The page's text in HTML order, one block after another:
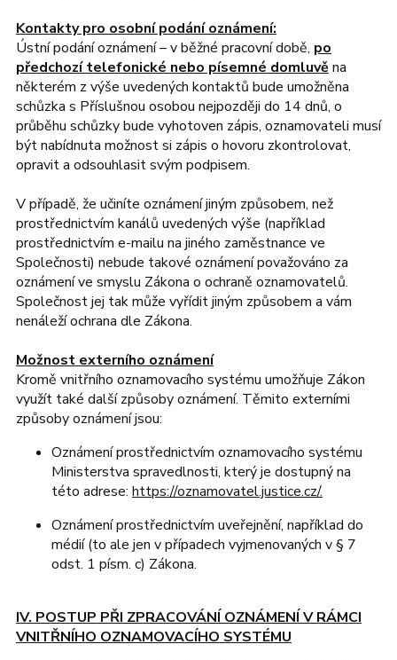
Kontakty pro osobní podání oznámení:
Ústní podání oznámení – v běžné pracovní době, po
předchozí telefonické nebo písemné domluvě na
některém z výše uvedených kontaktů bude umožněna
schůzka s Příslušnou osobou nejpozději do 14 dnů, o
průběhu schůzky bude vyhotoven zápis, oznamovateli musí
být nabídnuta možnost si zápis o hovoru zkontrolovat,
opravit a odsouhlasit svým podpisem.
V případě, že učiníte oznámení jiným způsobem, než
prostřednictvím kanálů uvedených výše (například
prostřednictvím e-mailu na jiného zaměstnance ve
Společnosti) nebude takové oznámení považováno za
oznámení ve smyslu Zákona o ochraně oznamovatelů.
Společnost jej tak může vyřídit jiným způsobem a vám
nenáleží ochrana dle Zákona.
Možnost externího oznámení
Kromě vnitřního oznamovacího systému umožňuje Zákon
využít také další způsoby oznámení. Těmito externími
způsoby oznámení jsou:
Oznámení prostřednictvím oznamovacího systému
Ministerstva spravedlnosti, který je dostupný na
této adrese: https://oznamovatel.justice.cz/.
Oznámení prostřednictvím uveřejnění, například do
médií (to ale jen v případech vyjmenovaných v § 7
odst. 1 písm. c) Zákona.
IV. POSTUP PŘI ZPRACOVÁNÍ OZNÁMENÍ V RÁMCI
VNITŘNÍHO OZNAMOVACÍHO SYSTÉMU